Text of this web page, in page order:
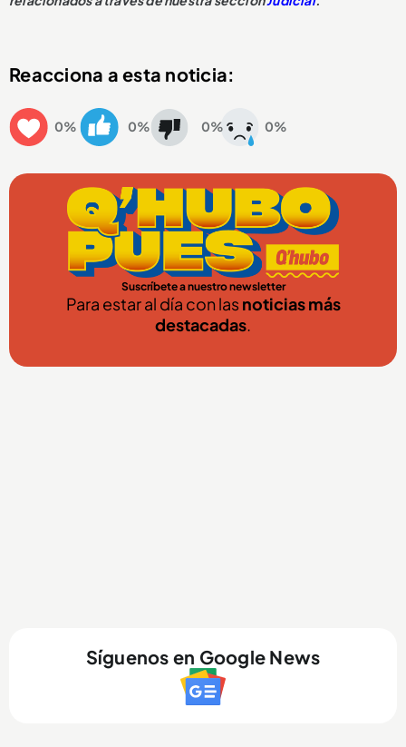
Reacciona a esta noticia:
0% 0% 0% 0%
Suscríbete a nuestro newsletter
Para estar al día con lasnoticias más
destacadas
Síguenos en Google News